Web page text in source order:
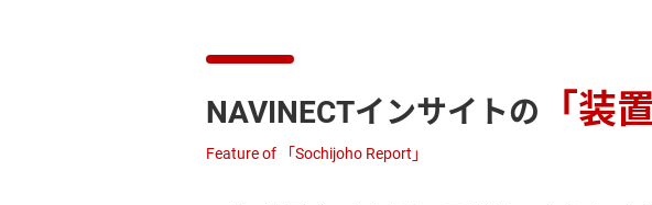
NAVINECTインサイトの 「装
Feature of 「Sochijoho Report」